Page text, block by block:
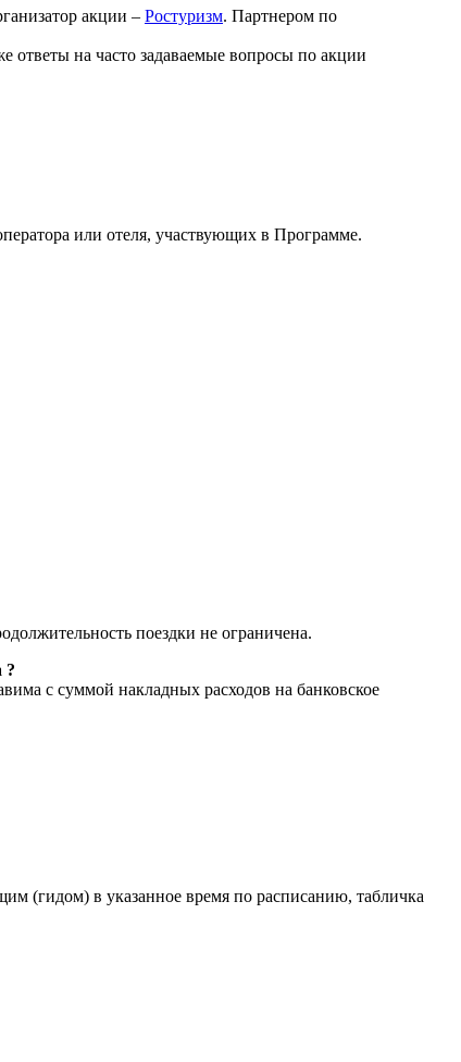
акции – Ростуризм. Партнером по
ответы на часто задаваемые вопросы по акции
или отеля, участвующих в Программе.
поездки не ограничена.
?
с суммой накладных расходов на банковское
(гидом) в указанное время по расписанию, табличка